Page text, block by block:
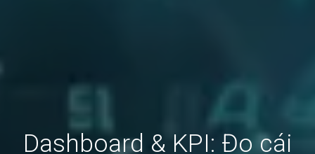
Dashboard & KPI: Đo cái